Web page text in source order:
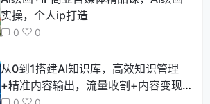
实操，个人ip打造
0 0
从0到1搭建AI知识库，高效知识管理
+精准内容输出，流量收割+内容变现